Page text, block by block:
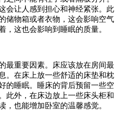
会让人感到担心和神经紧张。此
储物箱或者衣物，这会影响空气
，这也会影响到睡眠的质量。
最重要因素。床应该放在房间最
。在床上放一些舒适的床垫和枕
的睡眠。睡床的背后预留一些空
此外，在床边放上一些床头柜和
，也能增加卧室的温馨感觉。